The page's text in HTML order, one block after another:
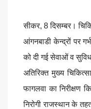
सीकर, 8 दिसम्बर।
आंगनबाडी केन्द्रों पर
को दी गई सेवाओं व
अतिरिक्त मुख्य
फागलवा का निरीक्षण
निरोगी राजस्थान के